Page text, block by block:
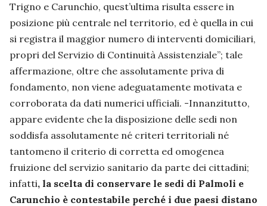
Trigno e Carunchio, quest’ultima risulta essere in
posizione più centrale nel territorio, ed è quella in cui
si registra il maggior numero di interventi domiciliari,
propri del Servizio di Continuità Assistenziale”; tale
affermazione, oltre che assolutamente priva di
fondamento, non viene adeguatamente motivata e
corroborata da dati numerici ufficiali. -Innanzitutto,
appare evidente che la disposizione delle sedi non
soddisfa assolutamente né criteri territoriali né
tantomeno il criterio di corretta ed omogenea
fruizione del servizio sanitario da parte dei cittadini;
infatti, la scelta di conservare le sedi di Palmoli e
Carunchio è contestabile perché i due paesi distano